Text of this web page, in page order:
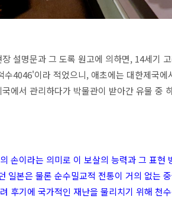
설명문과 그 도록 원고에 의하면, 14세기
수4046'이라 적었으니, 애초에는 대한제국
에서 관리하다가 박물관이 받아간 유물 중
손이라는 의미로 이 보살의 능력과 그 표
일본은 물론 순수밀교적 전통이 거의 없는
후기에 국가적인 재난을 물리치기 위해 천